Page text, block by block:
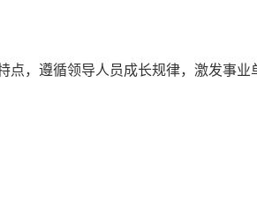
，遵循领导人员成长规律，激发事业